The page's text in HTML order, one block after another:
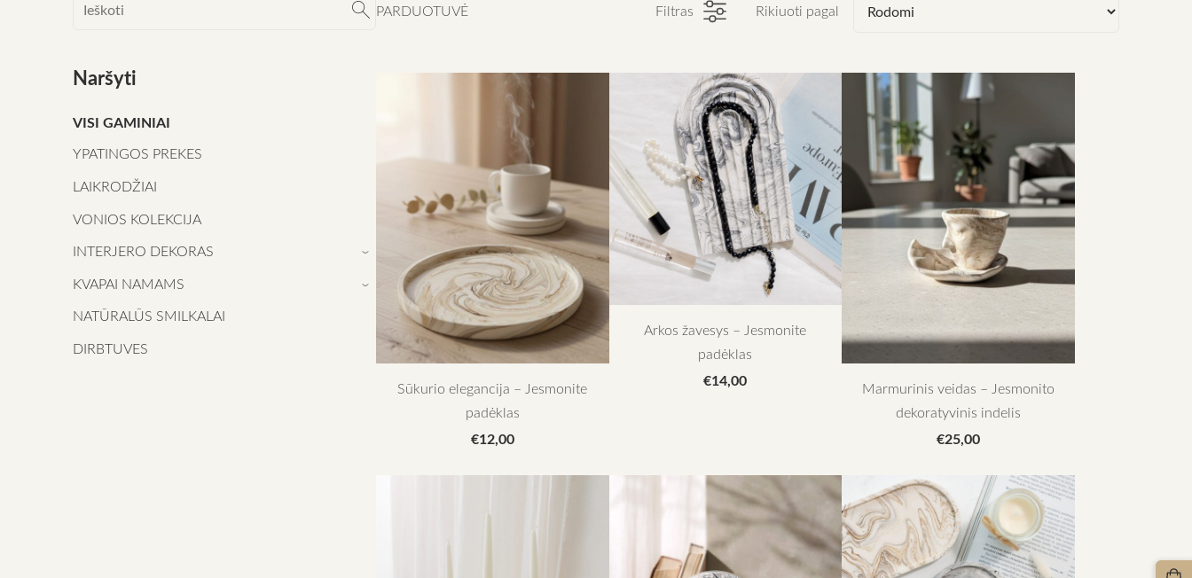
Naršyti
VISI GAMINIAI
YPATINGOS PREKES
LAIKRODŽIAI
VONIOS KOLEKCIJA
INTERJERO DEKORAS
›
KVAPAI NAMAMS ›
NATŪRALŪS SMILKALAI
DIRBTUVES
PARDUOTUVĖ Filtras Rikiuoti pagal
Sūkurio elegancija – Jesmonite
padėklas
€12,00
Arkos žavesys – Jesmonite
padėklas
€14,00
Marmurinis veidas – Jesmonito
dekoratyvinis indelis
€25,00